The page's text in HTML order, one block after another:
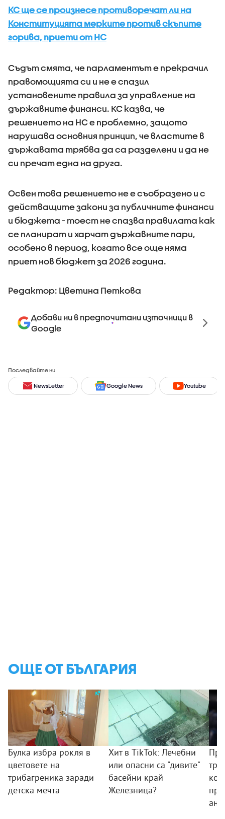
КС ще се произнесе противоречат ли на
Конституцията мерките против скъпите
горива, приети от НС
Съдът смята, че парламентът е прекрачил
правомощията си и не е спазил
установените правила за управление на
държавните финанси. КС казва, че
решението на НС е проблемно, защото
нарушава основния принцип, че властите в
държавата трябва да са разделени и да не
си пречат една на друга.
Освен това решението не е съобразено и с
действащите закони за публичните финанси
и бюджета - тоест не спазва правилата как
се планират и харчат държавните пари,
особено в период, когато все още няма
приет нов бюджет за 2026 година.
Редактор: Цветина Петкова
Добави ни в предпочитани източници в
Google
Последвайте ни
NewsLetter Google News Youtube
ОЩЕ ОТ БЪЛГАРИЯ
Булка избра рокля в
цветовете на
трибагреника заради
детска мечта
Хит в TikTok: Лечебни
или опасни са "дивите"
басейни край
Железница?